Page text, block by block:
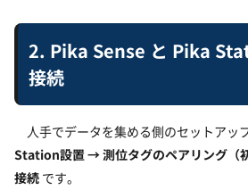
2. Pika Sense と Pika
接続
人手でデータを集める側のセットアッ
Station設置 → 測位タグのペアリング（
接続 です。